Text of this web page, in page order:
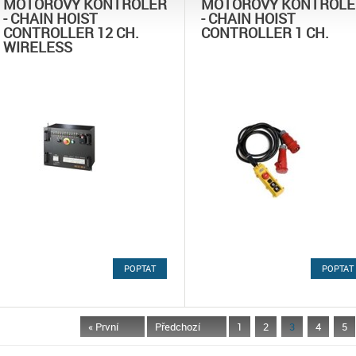
MOTOROVÝ KONTROLER
- CHAIN HOIST
CONTROLLER 12 CH.
WIRELESS
POPTAT
MOTOROVÝ
- CHAIN HOIST
CONTROLLER 1 CH.
POPTAT
« První Předchozí 1 2 3 4 5